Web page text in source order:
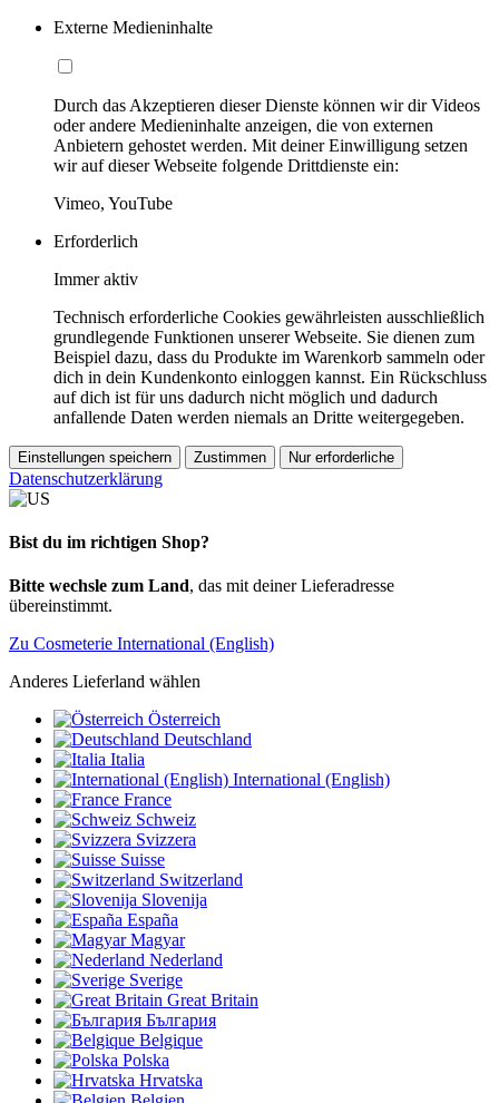
Externe Medieninhalte
Durch das Akzeptieren dieser Dienste können wir dir Videos
oder andere Medieninhalte anzeigen, die von externen
Anbietern gehostet werden. Mit deiner Einwilligung setzen
wir auf dieser Webseite folgende Drittdienste ein:
Vimeo, YouTube
Erforderlich
Immer aktiv
Technisch erforderliche Cookies gewährleisten ausschließlich
grundlegende Funktionen unserer Webseite. Sie dienen zum
Beispiel dazu, dass du Produkte im Warenkorb sammeln oder
dich in dein Kundenkonto einloggen kannst. Ein Rückschluss
auf dich ist für uns dadurch nicht möglich und dadurch
anfallende Daten werden niemals an Dritte weitergegeben.
Einstellungen speichern Zustimmen Nur erforderliche
Datenschutzerklärung
Bist du im richtigen Shop?
Bitte wechsle zum Land, das mit deiner Lieferadresse
übereinstimmt.
Zu Cosmeterie International (English)
Anderes Lieferland wählen
Österreich
Deutschland
Italia
International (English)
France
Schweiz
Svizzera
Suisse
Switzerland
Slovenija
España
Magyar
Nederland
Sverige
Great Britain
България
Belgique
Polska
Hrvatska